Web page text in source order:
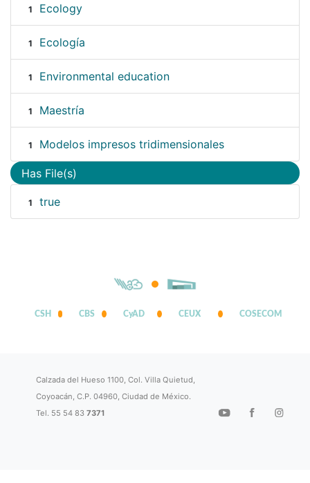
1 Ecology
1 Ecología
1 Environmental education
1 Maestría
1 Modelos impresos tridimensionales
Has File(s)
1 true
CSH CBS CyAD CEUX COSECOM
Calzada del Hueso 1100, Col. Villa Quietud,
Coyoacán, C.P. 04960, Ciudad de México.
Tel. 55 54 837371